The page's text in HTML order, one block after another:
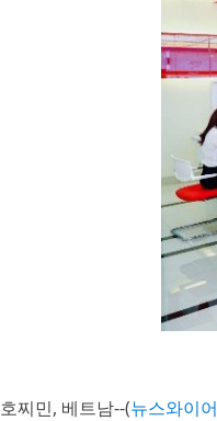
호찌민, 베트남--(뉴스와이어